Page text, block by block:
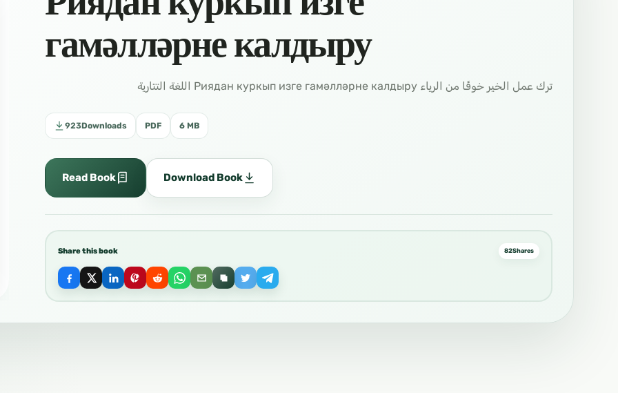
гамәлләрне калдыру
ترك عمل الخير خوفًا من الرياء Риядан куркып изге гамәлләрне калдыру اللغة التتارية
923Downloads PDF 6 MB
Read Book Download Book
Share this book 82Shares